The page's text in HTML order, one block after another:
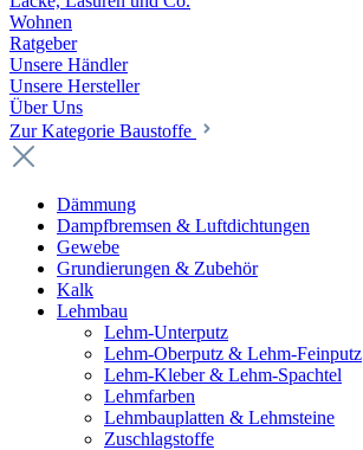
Wohnen
Ratgeber
Unsere Händler
Unsere Hersteller
Über Uns
Zur Kategorie Baustoffe
Dämmung
Dampfbremsen & Luftdichtungen
Gewebe
Grundierungen & Zubehör
Kalk
Lehmbau
Lehm-Unterputz
Lehm-Oberputz & Lehm-Feinputz
Lehm-Kleber & Lehm-Spachtel
Lehmfarben
Lehmbauplatten & Lehmsteine
Zuschlagstoffe